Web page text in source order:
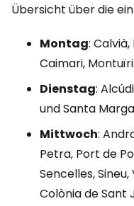
Übersicht über die
Montag:
Caimari, Montuïri.
Dienstag:
und Santa
Mittwoch:
Petra, Port de
Sencelles,
Colònia de Sant